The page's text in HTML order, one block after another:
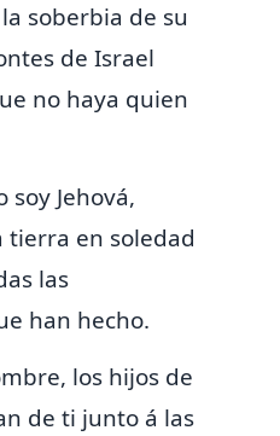
soberbia de su
de Israel
no haya quien
soy Jehová,
tierra en soledad
las
han hecho.
los hijos de
de ti junto á las